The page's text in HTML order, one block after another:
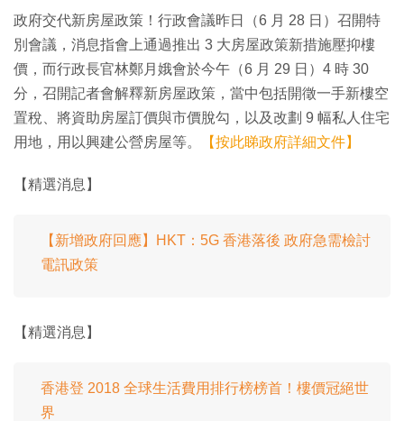
政府交代新房屋政策！行政會議昨日（6 月 28 日）召開特
別會議，消息指會上通過推出 3 大房屋政策新措施壓抑樓
價，而行政長官林鄭月娥會於今午（6 月 29 日）4 時 30
分，召開記者會解釋新房屋政策，當中包括開徵一手新樓空
置稅、將資助房屋訂價與市價脫勾，以及改劃 9 幅私人住宅
用地，用以興建公營房屋等。
【按此睇政府詳細文件】
【精選消息】
【新增政府回應】HKT：5G 香港落後 政府急需檢討
電訊政策
【精選消息】
香港登 2018 全球生活費用排行榜榜首！樓價冠絕世
界